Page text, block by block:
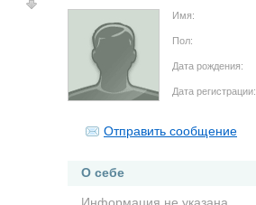
Имя:
Пол:
Дата рождения:
Дата регистрации:
Отправить сообщение
О себе